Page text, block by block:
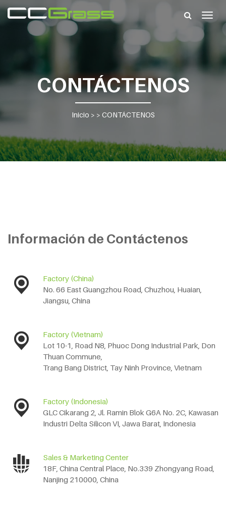
CONTÁCTENOS
Inicio > > CONTÁCTENOS
Información de Contáctenos
Factory (China)
No. 66 East Guangzhou Road, Chuzhou, Huaian,
Jiangsu, China
Factory (Vietnam)
Lot 10-1, Road N8, Phuoc Dong Industrial Park, Don
Thuan Commune,
Trang Bang District, Tay Ninh Province, Vietnam
Factory (Indonesia)
GLC Cikarang 2, Jl. Ramin Blok G6A No. 2C, Kawasan
Industri Delta Silicon VI, Jawa Barat, Indonesia
Sales & Marketing Center
18F, China Central Place, No.339 Zhongyang Road,
Nanjing 210000, China